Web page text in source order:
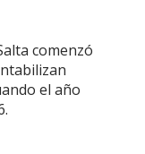
comenzó
el año